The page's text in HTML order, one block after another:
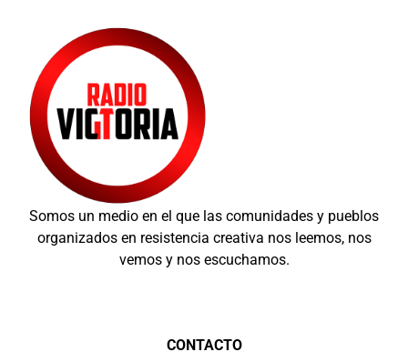
Somos un medio en el que las comunidades y pueblos
organizados en resistencia creativa nos leemos, nos
vemos y nos escuchamos.
CONTACTO